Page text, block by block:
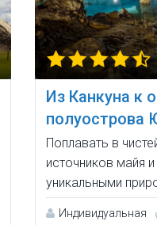
Из Канкуна к
полуострова
Поплавать в
источников майя
уникальными
Индивидуальная